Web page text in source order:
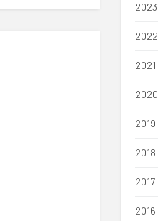
2023
2022
2021
2020
2019
2018
2017
2016